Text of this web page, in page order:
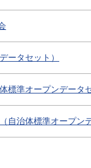
ータセット）
標準オープンデータ
自治体標準オープン